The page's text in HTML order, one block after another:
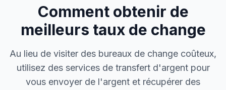
Comment obtenir de
meilleurs taux de change
Au lieu de visiter des bureaux de change coûteux,
utilisez des services de transfert d'argent pour
vous envoyer de l'argent et récupérer des